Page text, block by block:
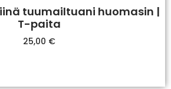
tuumailtuani huomasin |
T-paita
25,00 €